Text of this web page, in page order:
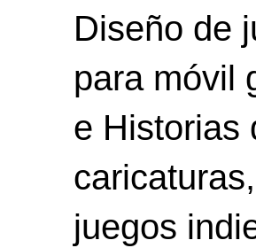
Diseño de
para móvil
e Historias
juegos